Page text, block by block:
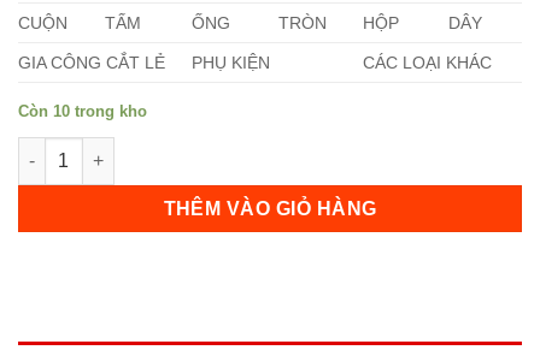
CUỘN TẤM ỐNG TRÒN HỘP DÂY
GIA CÔNG CẮT LẺ PHỤ KIỆN CÁC LOẠI KHÁC
Còn 10 trong kho
Tấm Inox 310s 0.11mm số lượng
THÊM VÀO GIỎ HÀNG